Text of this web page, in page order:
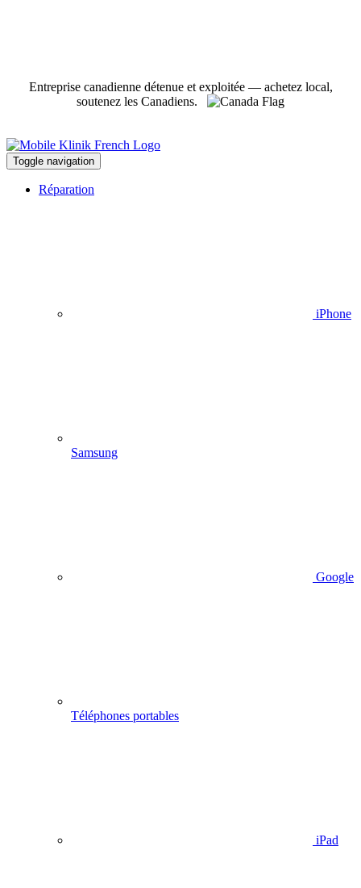
Entreprise canadienne détenue et exploitée — achetez local,
soutenez les Canadiens.
Toggle navigation
Réparation
iPhone
Samsung
Google
Téléphones portables
iPad